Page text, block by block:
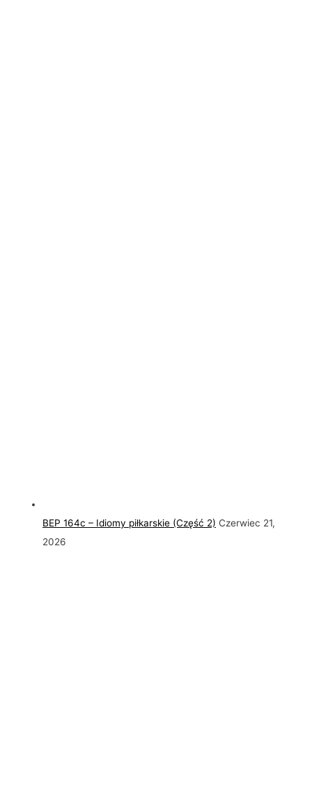
BEP 164c – Idiomy piłkarskie (Część 2) Czerwiec 21,
2026